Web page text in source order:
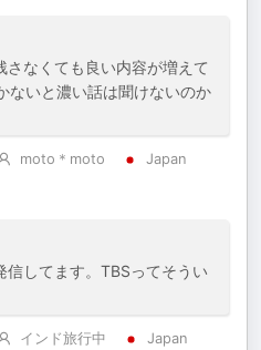
なくても良い内容が増えて
ないと濃い話は聞けないのか
moto＊moto
Japan
してます。TBSってそうい
インド旅行中
Japan